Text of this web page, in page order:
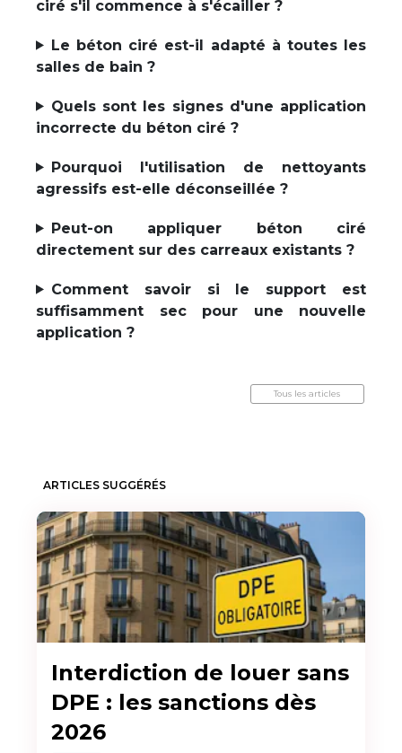
ciré s'il commence à s'écailler ?
Le béton ciré est-il adapté à toutes les
salles de bain ?
Quels sont les signes d'une application
incorrecte du béton ciré ?
Pourquoi l'utilisation de nettoyants
agressifs est-elle déconseillée ?
Peut-on appliquer béton ciré
directement sur des carreaux existants ?
Comment savoir si le support est
suffisamment sec pour une nouvelle
application ?
Tous les articles
ARTICLES SUGGÉRÉS
Interdiction de louer sans
DPE : les sanctions dès
2026